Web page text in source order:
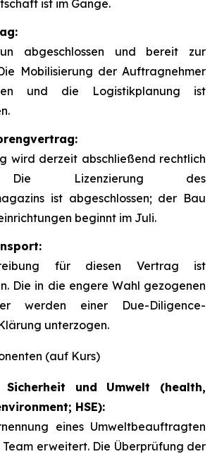
ist im Gange.
abgeschlossen und bereit zur
Mobilisierung der Auftragnehmer
und die Logistikplanung ist
wird derzeit abschließend rechtlich
Die Lizenzierung des
ist abgeschlossen; der Bau
beginnt im Juli.
für diesen Vertrag ist
Die in die engere Wahl gezogenen
werden einer Due-Diligence-
unterzogen.
(auf Kurs)
Sicherheit und Umwelt (health,
HSE):
eines Umweltbeauftragten
erweitert. Die Überprüfung der